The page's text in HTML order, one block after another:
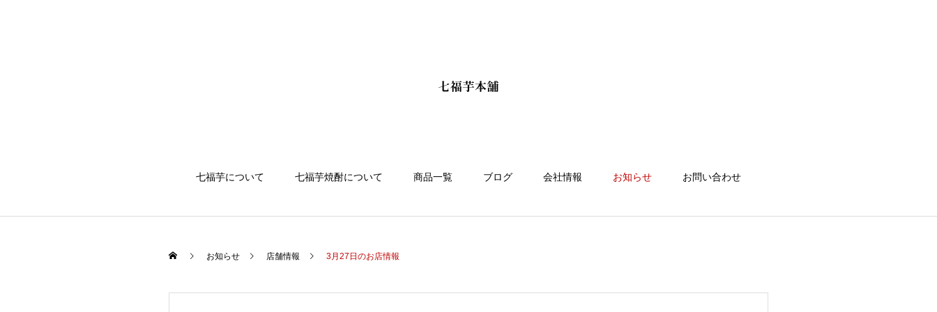
七福芋について 七福芋焼酎について 商品一覧 ブログ 会社情報 お知らせ お問い合わせ
お知らせ 店舗情報 3月27日のお店情報